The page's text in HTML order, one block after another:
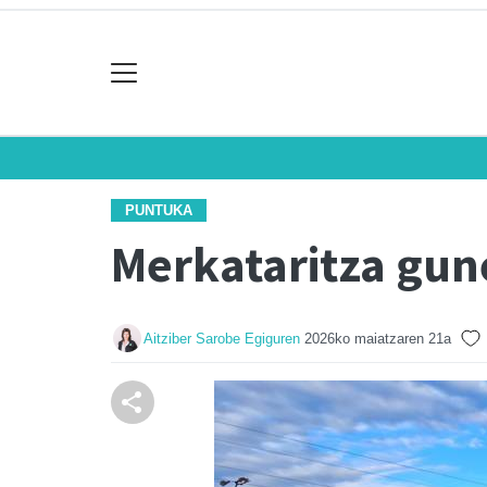
PUNTUKA
Merkataritza
Aitziber Sarobe Egiguren 2026ko maiatzaren 21a